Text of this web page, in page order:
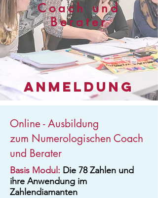
Coach und
Berater
Anmeldung
Online - Ausbildung
zum Numerologischen Coach
und Berater
Basis Modul: Die 78 Zahlen und
ihre Anwendung im
Zahlendiamanten